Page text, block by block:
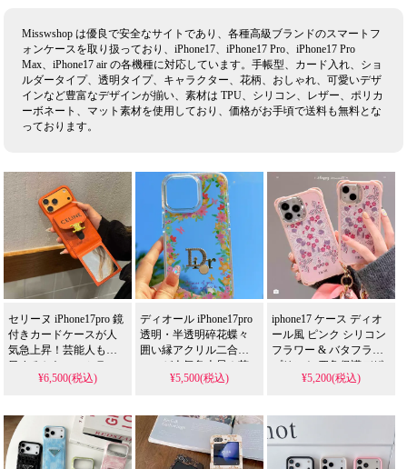
Google ケース Sharp ケース
Sony ケース ルイヴィトン スマホケース
シャネル スマホケース グッチ スマホケース
セリーヌ スマホケース ロエベ スマホケース
ヴィヴィアン スマホケース エルメス スマホケース
プラダ スマホケース シュプリーム スマホケース
ノースフェイス スマホケース ヴェルサーチ スマホケース
クロームハーツ スマホケース バーバリー スマホケース
イヴサンローラン スマホケー アディダス スマホケース
コーチ スマホケース オフホワイト スマホケース
フェンディ スマホケース バレンシアガ スマホケース
Misswshop は優良で安全なサイトであり、各種高級ブランドのスマートフ
ォンケースを取り扱っており、iPhone17、iPhone17 Pro、iPhone17 Pro
Max、iPhone17 air の各機種に対応しています。手帳型、カード入れ、ショ
ルダータイプ、透明タイプ、キャラクター、花柄、おしゃれ、可愛いデザ
インなど豊富なデザインが揃い、素材は TPU、シリコン、レザー、ポリカ
ーボネート、マット素材を使用しており、価格がお手頃で送料も無料とな
っております。
セリーヌ iPhone17pro 鏡
付きカードケースが人
気急上昇！芸能人も注
目するかわいいミラー
デザイン、耐衝撃＆防
える格安価格、
iPhone16pro/15promaxケ
ースとしてもおすすめ
¥6,500(税込)
ディオール iPhone17pro
透明・半透明碎花蝶々
囲い縁アクリル二合ケ
ースが人気急上昇！芸
能人も注目するかわい
群。iPhone17ケースとし
て使える格安価格、流
行りの多機能アイテ
¥5,500(税込)
iphone17 ケース ディオ
ール風 ピンク シリコン
フラワー & バタフライ
プリント 四角保護デザ
イン 耐衝撃 カメラ保護
質 アイフォン
18/18pro/17pro/17pro max
携帯ケース 全機種対応
¥5,200(税込)